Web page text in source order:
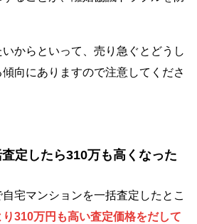
からといって、売り急ぐとどうし
向にありますので注意してくださ
定したら310万も高くなった
宅マンションを一括査定したとこ
310万円も高い査定価格をだして